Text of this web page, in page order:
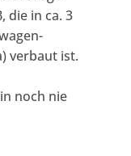
die in ca. 3
verbaut ist.
noch nie